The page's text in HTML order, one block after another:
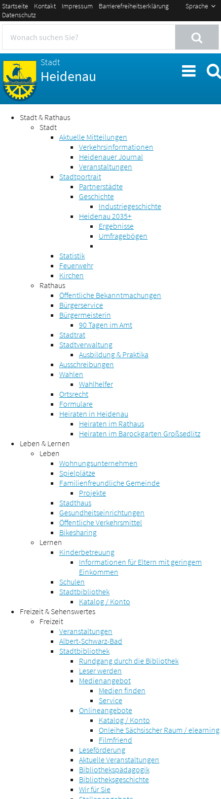
Sprache
Startseite Kontakt Impressum
Barrierefreiheitserklärung
Datenschutz
Stadt
Heidenau
Stadt & Rathaus
Stadt
Aktuelle Mitteilungen
Verkehrsinformationen
Heidenauer Journal
Veranstaltungen
Stadtportrait
Partnerstädte
Geschichte
Industriegeschichte
Heidenau 2035+
Ergebnisse
Umfragebögen
Statistik
Feuerwehr
Kirchen
Rathaus
Öffentliche Bekanntmachungen
Bürgerservice
Bürgermeisterin
90 Tagen im Amt
Stadtrat
Stadtverwaltung
Ausbildung & Praktika
Ausschreibungen
Wahlen
Wahlhelfer
Ortsrecht
Formulare
Heiraten in Heidenau
Heiraten im Rathaus
Heiraten im Barockgarten Großsedlitz
Leben & Lernen
Leben
Wohnungsunternehmen
Spielplätze
Familienfreundliche Gemeinde
Projekte
Stadthaus
Gesundheitseinrichtungen
Öffentliche Verkehrsmittel
Bikesharing
Lernen
Kinderbetreuung
Informationen für Eltern mit geringem
Einkommen
Schulen
Stadtbibliothek
Katalog / Konto
Freizeit & Sehenswertes
Freizeit
Veranstaltungen
Albert-Schwarz-Bad
Stadtbibliothek
Rundgang durch die Bibliothek
Leser werden
Medienangebot
Medien finden
Service
Onlineangebote
Katalog / Konto
Onleihe Sächsischer Raum / elearning
Filmfriend
Leseförderung
Aktuelle Veranstaltungen
Bibliothekspädagogik
Bibliotheksgeschichte
Wir für Sie